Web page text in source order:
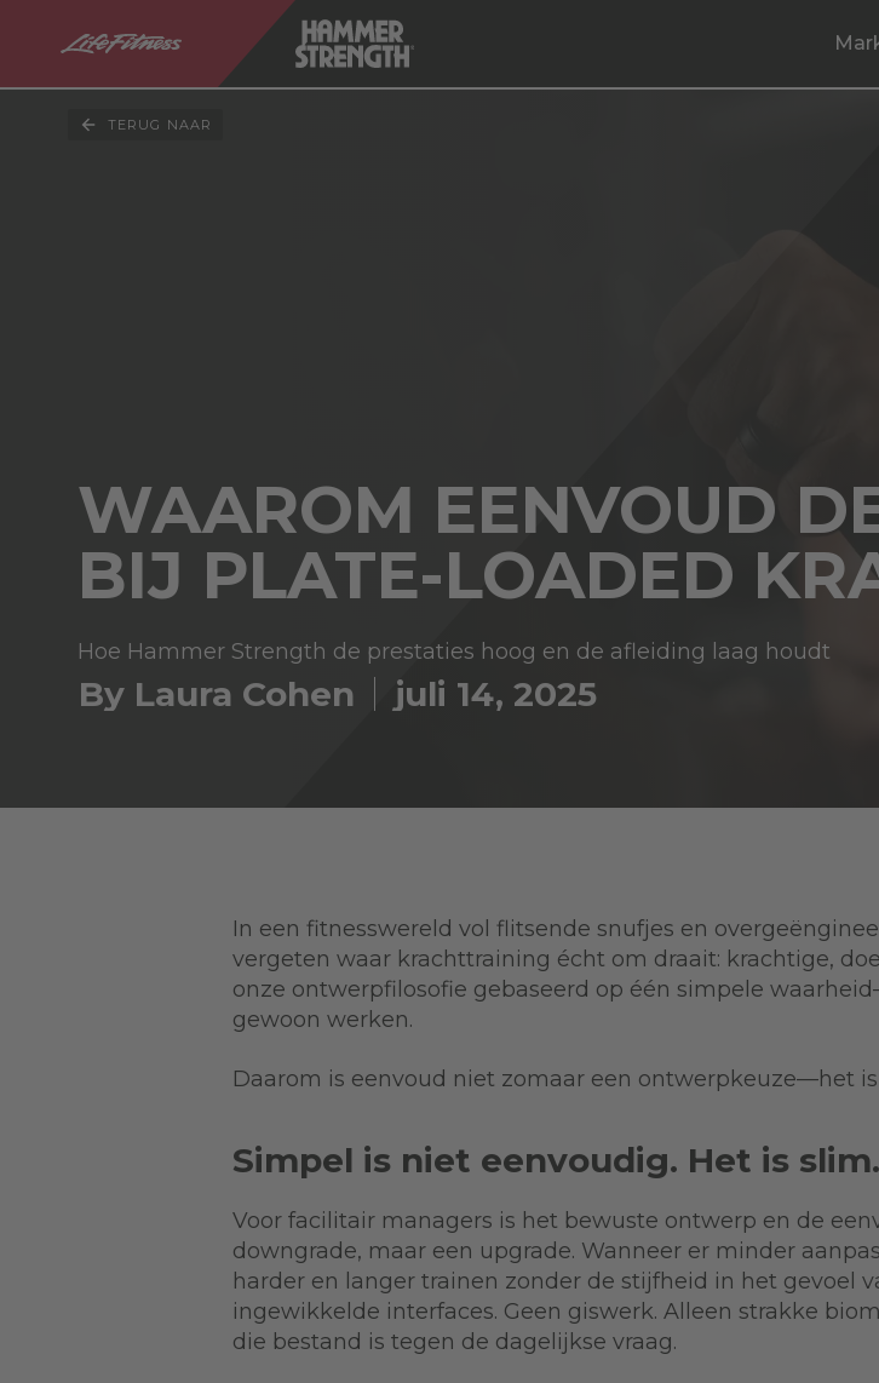
TERUG NAAR
WAAROM EENVOUD
BIJ PLATE-LOADED
Hoe Hammer Strength de prestaties hoog en de afleiding laag houdt
By Laura Cohen juli 14, 2025
In een fitnesswereld vol flitsende snufjes en
vergeten waar krachttraining écht om draait: krachtige,
onze ontwerpfilosofie gebaseerd op één simpele
gewoon werken.
Daarom is eenvoud niet zomaar een ontwerpkeuze—het
Simpel is niet eenvoudig. Het is slim.
Voor facilitair managers is het bewuste ontwerp en de
downgrade, maar een upgrade. Wanneer er minder
harder en langer trainen zonder de stijfheid in het gevoel
ingewikkelde interfaces. Geen giswerk. Alleen strakke
die bestand is tegen de dagelijkse vraag.